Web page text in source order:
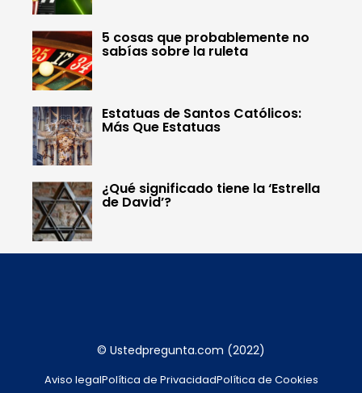
5 cosas que probablemente no
sabías sobre la ruleta
Estatuas de Santos Católicos:
Más Que Estatuas
¿Qué significado tiene la ‘Estrella
de David’?
© Ustedpregunta.com (2022)
Aviso legalPolítica de PrivacidadPolítica de Cookies